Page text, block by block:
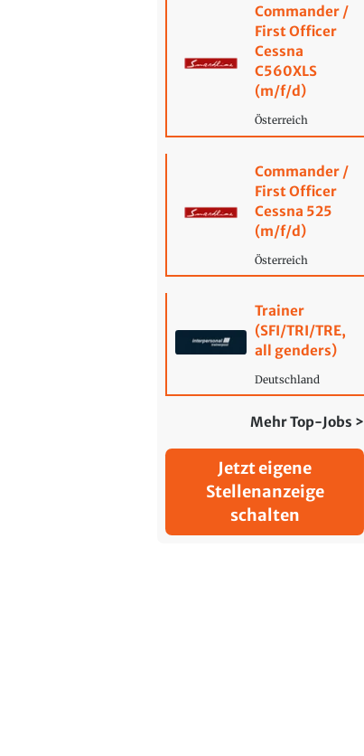
Commander /
First Officer
Cessna
C560XLS
(m/f/d)
Österreich
Commander /
First Officer
Cessna 525
(m/f/d)
Österreich
Trainer
(SFI/TRI/TRE,
all genders)
Deutschland
Mehr Top-Jobs >
Jetzt eigene
Stellenanzeige
schalten